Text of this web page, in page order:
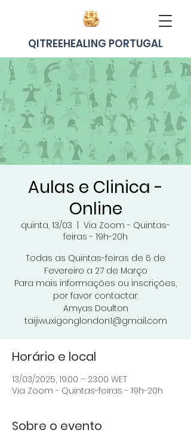
QITREEHEALING PORTUGAL
Aulas e Clinica -
Online
quinta, 13/03
Via Zoom - Quintas-
feiras - 19h-20h
Todas as Quintas-feiras de 6 de
Fevereiro a 27 de Março
Para mais informações ou inscrições,
por favor contactar:
Amyas Doulton
taijiwuxigonglondon1@gmail.com
Horário e local
13/03/2025, 19:00 – 23:00 WET
Via Zoom - Quintas-feiras - 19h-20h
Sobre o evento